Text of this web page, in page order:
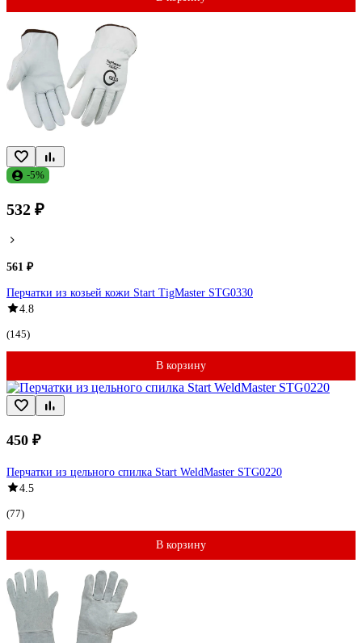
-5%
532 ₽
561 ₽
Перчатки из козьей кожи Start TigMaster STG0330
4.8
(145)
В корзину
450 ₽
Перчатки из цельного спилка Start WeldMaster STG0220
4.5
(77)
В корзину